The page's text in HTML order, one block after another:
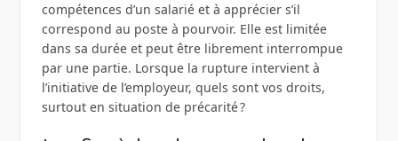
compétences d’un salarié et à apprécier s’il
correspond au poste à pourvoir. Elle est limitée
dans sa durée et peut être librement interrompue
par une partie. Lorsque la rupture intervient à
l’initiative de l’employeur, quels sont vos droits,
surtout en situation de précarité ?